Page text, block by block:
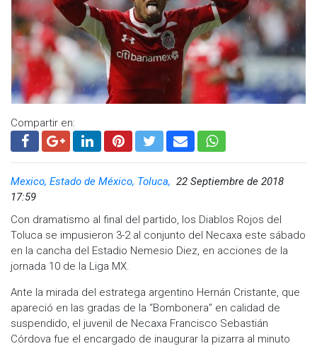
Compartir en:
Mexico, Estado de México, Toluca, 22 Septiembre de 2018
17:59
Con dramatismo al final del partido, los Diablos Rojos del
Toluca se impusieron 3-2 al conjunto del Necaxa este sábado
en la cancha del Estadio Nemesio Diez, en acciones de la
jornada 10 de la Liga MX.
Ante la mirada del estratega argentino Hernán Cristante, que
apareció en las gradas de la “Bombonera” en calidad de
suspendido, el juvenil de Necaxa Francisco Sebastián
Córdova fue el encargado de inaugurar la pizarra al minuto